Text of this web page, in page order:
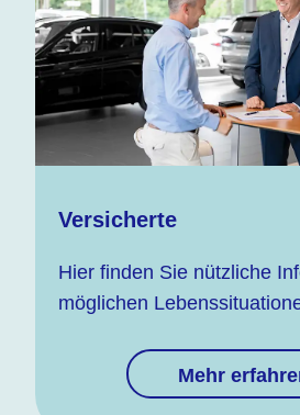
Versicherte
Hier finden Sie nützliche
möglichen
Mehr